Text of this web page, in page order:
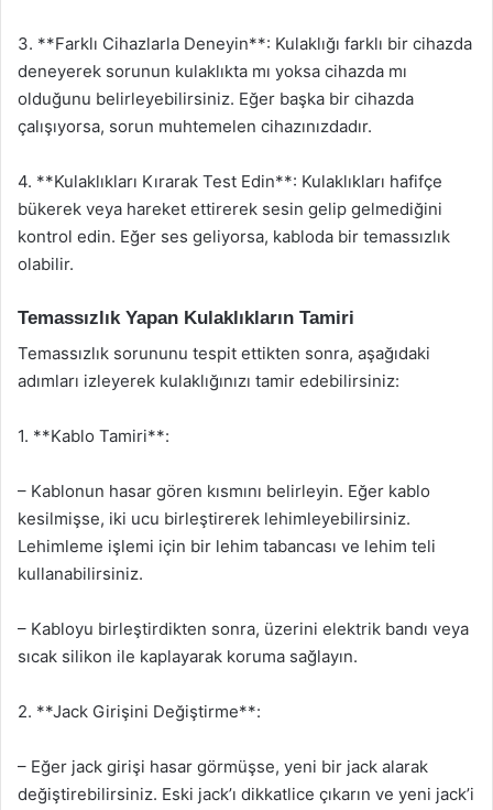
3. **Farklı Cihazlarla Deneyin**: Kulaklığı farklı bir cihazda
deneyerek sorunun kulaklıkta mı yoksa cihazda mı
olduğunu belirleyebilirsiniz. Eğer başka bir cihazda
çalışıyorsa, sorun muhtemelen cihazınızdadır.
4. **Kulaklıkları Kırarak Test Edin**: Kulaklıkları hafifçe
bükerek veya hareket ettirerek sesin gelip gelmediğini
kontrol edin. Eğer ses geliyorsa, kabloda bir temassızlık
olabilir.
Temassızlık Yapan Kulaklıkların Tamiri
Temassızlık sorununu tespit ettikten sonra, aşağıdaki
adımları izleyerek kulaklığınızı tamir edebilirsiniz:
1. **Kablo Tamiri**:
– Kablonun hasar gören kısmını belirleyin. Eğer kablo
kesilmişse, iki ucu birleştirerek lehimleyebilirsiniz.
Lehimleme işlemi için bir lehim tabancası ve lehim teli
kullanabilirsiniz.
– Kabloyu birleştirdikten sonra, üzerini elektrik bandı veya
sıcak silikon ile kaplayarak koruma sağlayın.
2. **Jack Girişini Değiştirme**:
– Eğer jack girişi hasar görmüşse, yeni bir jack alarak
değiştirebilirsiniz. Eski jack’ı dikkatlice çıkarın ve yeni jack’i